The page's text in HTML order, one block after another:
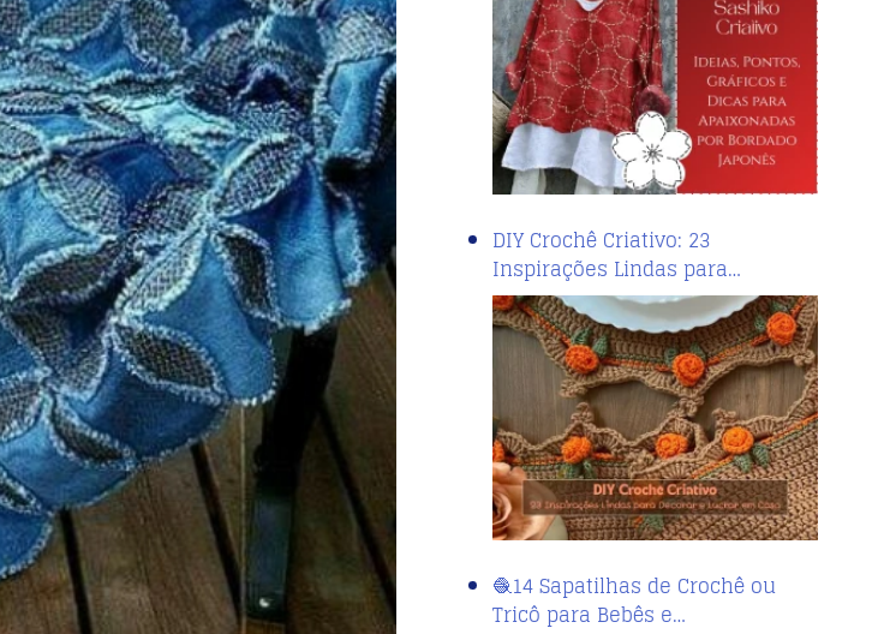
DIY Crochê Criativo: 23
Inspirações Lindas para…
🧶14 Sapatilhas de Crochê ou
Tricô para Bebês e…